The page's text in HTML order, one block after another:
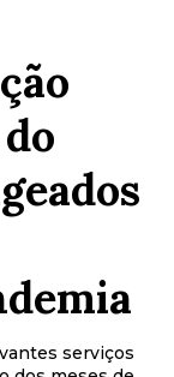
serviços